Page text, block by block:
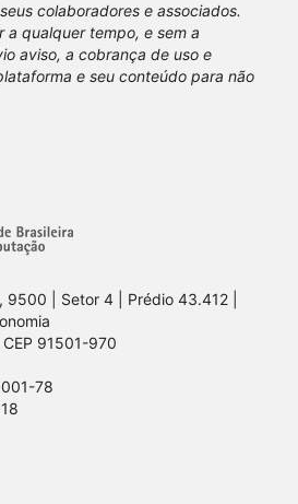
colaboradores e associados.
a qualquer tempo, e sem a
aviso, a cobrança de uso e
e seu conteúdo para não
9500 | Setor 4 | Prédio 43.412 |
91501-970
78